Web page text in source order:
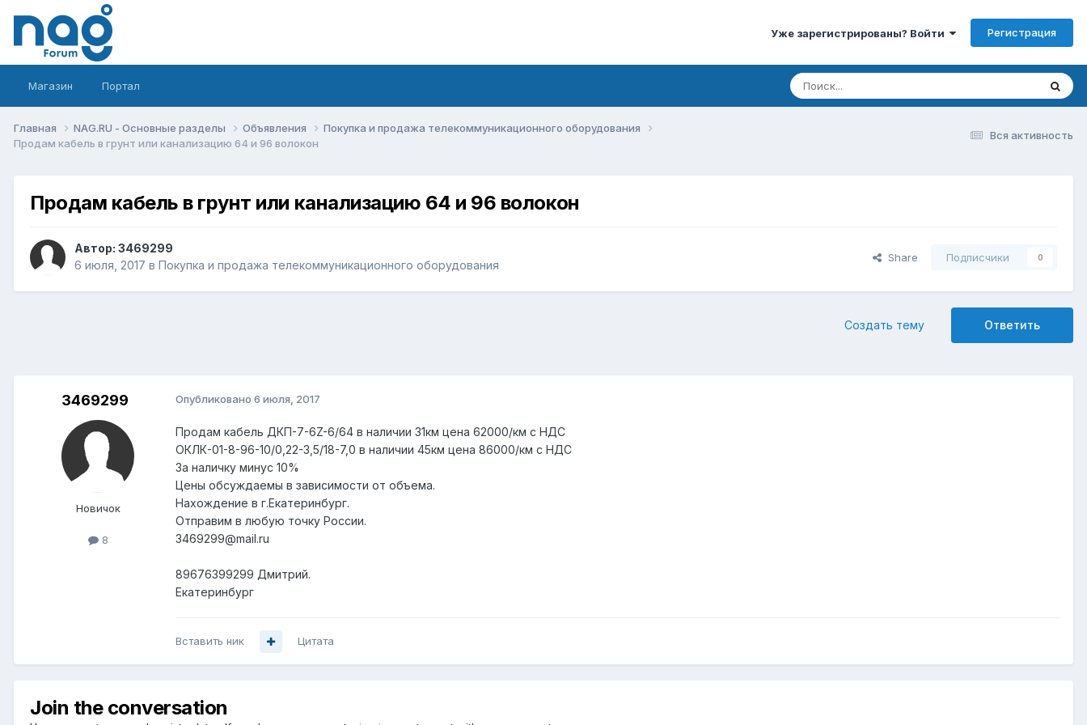
Уже зарегистрированы? Войти Регистрация
Магазин Портал
Вся активность
Главная NAG.RU - Основные разделы Объявления
Покупка и продажа телекоммуникационного оборудования
Продам кабель в грунт или канализацию 64 и 96 волокон
Продам кабель в грунт или канализацию 64 и 96 волокон
Автор: 3469299
6 июля, 2017 в Покупка и продажа телекоммуникационного оборудования
Share Подписчики 0
Ответить
Создать тему
3469299
Новичок
8
Опубликовано 6 июля, 2017
Продам кабель ДКП-7-6Z-6/64 в наличии 31км цена 62000/км с НДС
ОКЛК-01-8-96-10/0,22-3,5/18-7,0 в наличии 45км цена 86000/км с НДС
За наличку минус 10%
Цены обсуждаемы в зависимости от объема.
Нахождение в г.Екатеринбург.
Отправим в любую точку России.
3469299@mail.ru
89676399299 Дмитрий.
Екатеринбург
Вставить ник Цитата
Join the conversation